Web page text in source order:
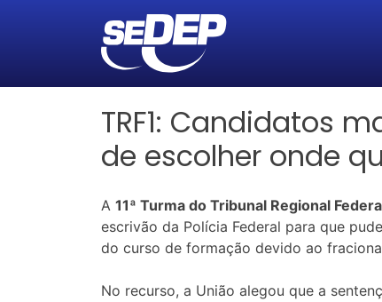
TRF1: Candidatos
de escolher onde
A 11ª Turma do Tribunal Regional
escrivão da Polícia Federal para que
do curso de formação devido ao
No recurso, a União alegou que a